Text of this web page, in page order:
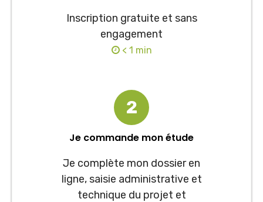
Inscription gratuite et sans
engagement
< 1 min
2
Je commande mon étude
Je complète mon dossier en
ligne, saisie administrative et
technique du projet et